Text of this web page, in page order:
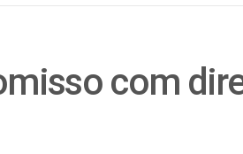
com